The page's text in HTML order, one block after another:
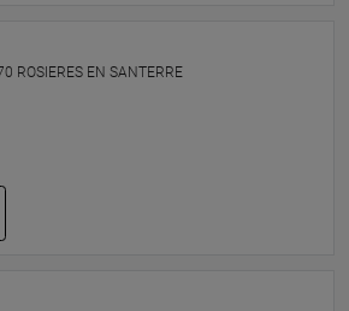
ROSIERES EN SANTERRE